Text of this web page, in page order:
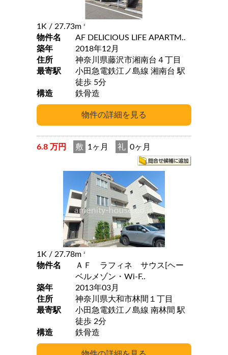
1K / 27.73m 2
物件名
AF DELICIOUS LIFE APARTM..
築年
2018年12月
住所
神奈川県藤沢市湘南台４丁目
最寄駅
小田急電鉄江ノ島線 湘南台 駅
徒歩 5分
構造
鉄骨造
6.8 万円 敷 1ヶ月 礼 0ヶ月
1K / 27.78m 2
物件名
ＡＦ ラフィネ サウス[ヘー
ベルメゾン・Wi-F..
築年
2013年03月
住所
神奈川県大和市林間１丁目
最寄駅
小田急電鉄江ノ島線 南林間 駅
徒歩 2分
構造
鉄骨造